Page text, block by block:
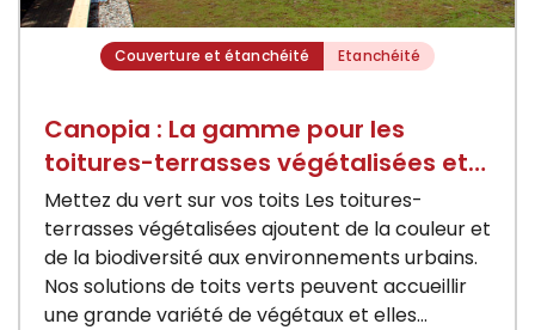
Couverture et étanchéité Etanchéité
Canopia : La gamme pour les
toitures-terrasses végétalisées et
jardins
Mettez du vert sur vos toits Les toitures-
terrasses végétalisées ajoutent de la couleur et
de la biodiversité aux environnements urbains.
Nos solutions de toits verts peuvent accueillir
une grande variété de végétaux et elles